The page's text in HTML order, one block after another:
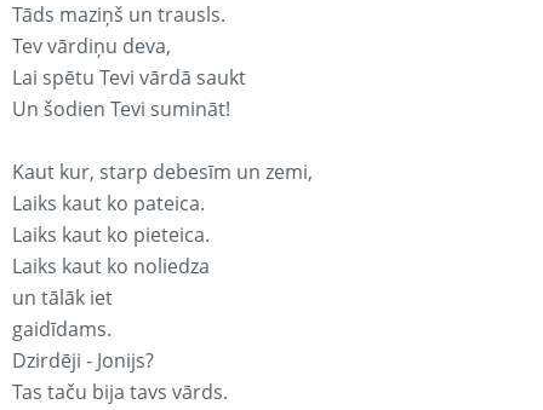
Tāds maziņš un trausls.
Tev vārdiņu deva,
Lai spētu Tevi vārdā saukt
Un šodien Tevi sumināt!
Kaut kur, starp debesīm un zemi,
Laiks kaut ko pateica.
Laiks kaut ko pieteica.
Laiks kaut ko noliedza
un tālāk iet
gaidīdams.
Dzirdēji - Jonijs?
Tas taču bija tavs vārds.